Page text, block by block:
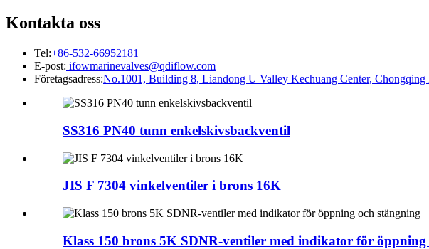
Kontakta oss
Tel:+86-532-66952181
E-post: ifowmarinevalves@qdiflow.com
Företagsadress:No.1001, Building 8, Liandong U Valley Kechuang Center,
SS316 PN40 tunn enkelskivsbackventil
JIS F 7304 vinkelventiler i brons 16K
Klass 150 brons 5K SDNR-ventiler med indikator för öppning